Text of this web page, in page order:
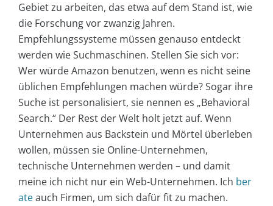
Gebiet zu arbeiten, das etwa auf dem Stand ist, wie
die Forschung vor zwanzig Jahren.
Empfehlungssysteme müssen genauso entdeckt
werden wie Suchmaschinen. Stellen Sie sich vor:
Wer würde Amazon benutzen, wenn es nicht seine
üblichen Empfehlungen machen würde? Sogar ihre
Suche ist personalisiert, sie nennen es „Behavioral
Search.“ Der Rest der Welt holt jetzt auf. Wenn
Unternehmen aus Backstein und Mörtel überleben
wollen, müssen sie Online-Unternehmen,
technische Unternehmen werden – und damit
meine ich nicht nur ein Web-Unternehmen. Ich ber
ateauch Firmen, um sich dafür fit zu machen.